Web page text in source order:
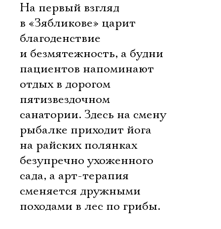
На первый взгляд
в «Зябликове» царит
благоденствие
и безмятежность, а будни
пациентов напоминают
отдых в дорогом
пятизвездочном
санатории. Здесь на смену
рыбалке приходит йога
на райских полянках
безупречно ухоженного
сада, а арт-терапия
сменяется дружными
походами в лес по грибы.